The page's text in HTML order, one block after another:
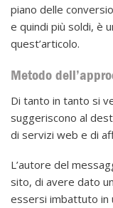
piano delle
e quindi più soldi, è
quest’articolo.
Metodo
Di tanto in tanto si
suggeriscono al
di servizi web e di
L’autore del
sito, di avere dato
essersi imbattuto in